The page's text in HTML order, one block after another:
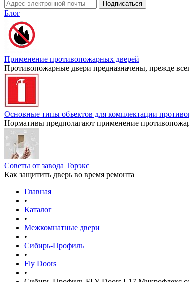
Блог
Применение противопожарных дверей
Противопожарные двери предназначены, прежде
Основные типы объектов для комплектации
Нормативы предполагают применение
Советы от завода Торэкс
Как защитить дверь во время ремонта
Главная
•
Каталог
•
Межкомнатные двери
•
Сибирь-Профиль
•
Fly Doors
•